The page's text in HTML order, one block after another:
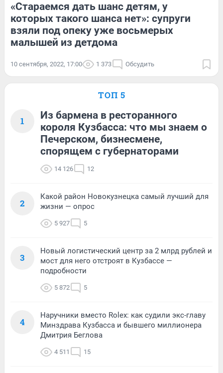
«Стараемся дать шанс детям, у
которых такого шанса нет»: супруги
взяли под опеку уже восьмерых
малышей из детдома
10 сентября, 2022, 17:00 1 373 Обсудить
ТОП 5
1
Из бармена в ресторанного
короля Кузбасса: что мы знаем о
Печерском, бизнесмене,
спорящем с губернаторами
14 126 12
2
Какой район Новокузнецка самый лучший для
жизни — опрос
5 927 5
3
Новый логистический центр за 2 млрд рублей и
мост для него отстроят в Кузбассе —
подробности
5 872 5
4
Наручники вместо Rolex: как судили экс-главу
Минздрава Кузбасса и бывшего миллионера
Дмитрия Беглова
4 511 15